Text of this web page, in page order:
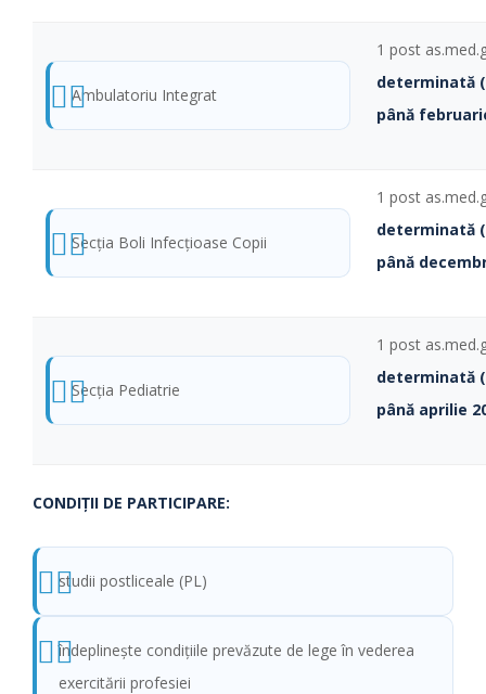
Ambulatoriu Integrat
1 post
determinată
până
Secţia Boli Infecţioase Copii
1 post
determinată
până
Secţia Pediatrie
1 post
determinată
până aprilie
CONDIŢII DE PARTICIPARE:
studii postliceale (PL)
îndeplinește condițiile prevăzute de lege în vederea
exercitării profesiei